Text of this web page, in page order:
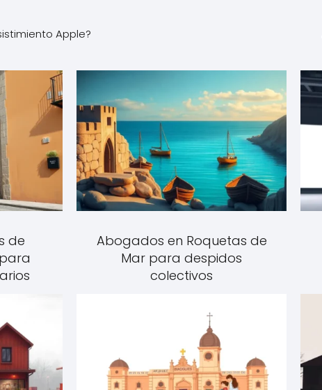
Apple?
de
Abogados en Roquetas de
Mar para despidos
colectivos